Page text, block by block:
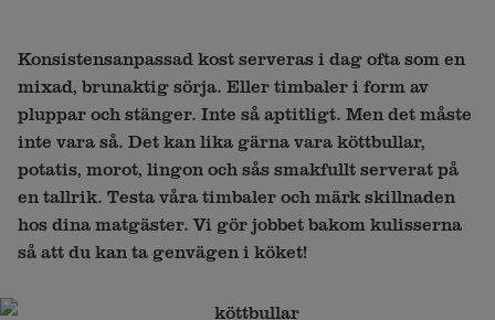
Konsistensanpassad kost serveras i dag ofta som en
mixad, brunaktig sörja. Eller timbaler i form av
pluppar och stänger. Inte så aptitligt. Men det måste
inte vara så. Det kan lika gärna vara köttbullar,
potatis, morot, lingon och sås smakfullt serverat på
en tallrik. Testa våra timbaler och märk skillnaden
hos dina matgäster. Vi gör jobbet bakom kulisserna
så att du kan ta genvägen i köket!